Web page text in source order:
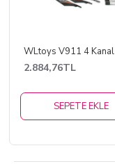
2.884,76TL
SEPETE EKLE